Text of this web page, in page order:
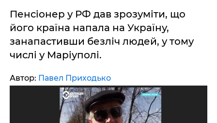
Пенсіонер у РФ дав зрозуміти, що
його країна напала на Україну,
занапастивши безліч людей, у тому
числі у Маріуполі.
Автор: Павел Приходько